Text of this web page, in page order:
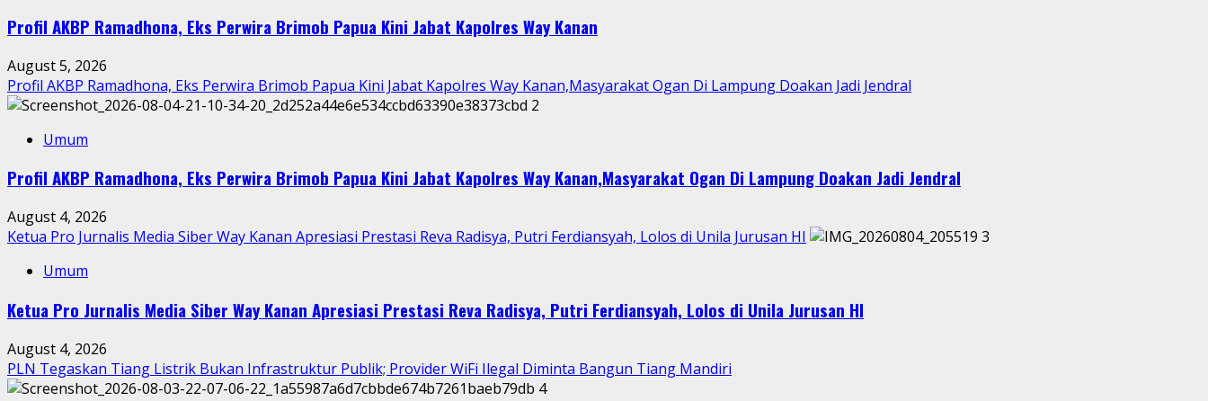
Profil AKBP Ramadhona, Eks Perwira Brimob Papua Kini Jabat Kapolres Way Kanan
August 5, 2026
Profil AKBP Ramadhona, Eks Perwira Brimob Papua Kini Jabat Kapolres Way Kanan,Masyarakat Ogan Di Lampung Doakan Jadi Jendral
2
Umum
Profil AKBP Ramadhona, Eks Perwira Brimob Papua Kini Jabat Kapolres Way Kanan,Masyarakat Ogan Di Lampung Doakan Jadi Jendral
August 4, 2026
Ketua Pro Jurnalis Media Siber Way Kanan Apresiasi Prestasi Reva Radisya, Putri Ferdiansyah, Lolos di Unila Jurusan HI
3
Umum
Ketua Pro Jurnalis Media Siber Way Kanan Apresiasi Prestasi Reva Radisya, Putri Ferdiansyah, Lolos di Unila Jurusan HI
August 4, 2026
PLN Tegaskan Tiang Listrik Bukan Infrastruktur Publik; Provider WiFi Ilegal Diminta Bangun Tiang Mandiri
4